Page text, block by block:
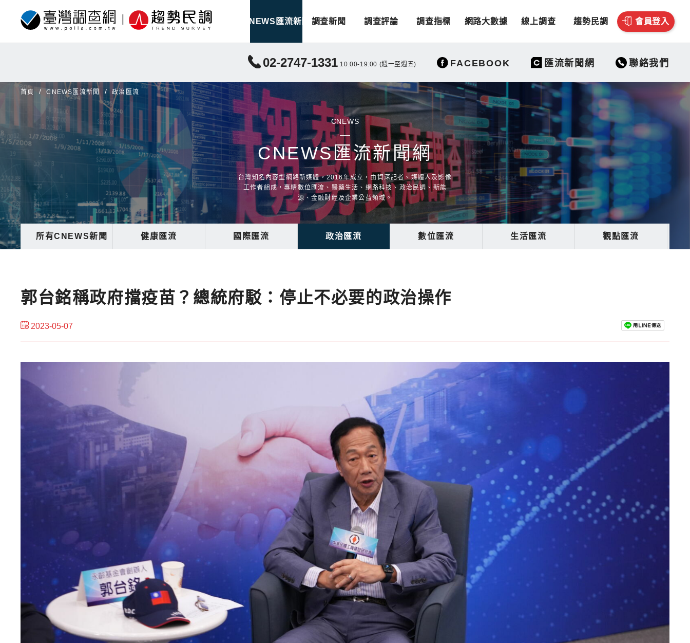
CNEWS匯流新聞 調查新聞 調查評論 調查指標 網路大數據 線上調查 趨勢民調 會員登入
02-2747-1331 10:00-19:00 (週一至週五) FACEBOOK 匯流新聞網 聯絡我們
首頁 CNEWS匯流新聞 政治匯流
CNEWS
CNEWS匯流新聞網
台灣知名內容型網路新媒體，2016年成立，由資深記者、媒體人及影像
工作者組成，專精數位匯流、醫藥生活、網路科技、政治民調、新能
源、金融財經及企業公益領域。
所有CNEWS新聞 健康匯流 國際匯流 政治匯流 數位匯流 生活匯流 觀點匯流
郭台銘稱政府擋疫苗？總統府駁：停止不必要的政治操作
2023-05-07